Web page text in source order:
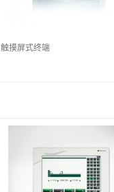
触摸屏式终端